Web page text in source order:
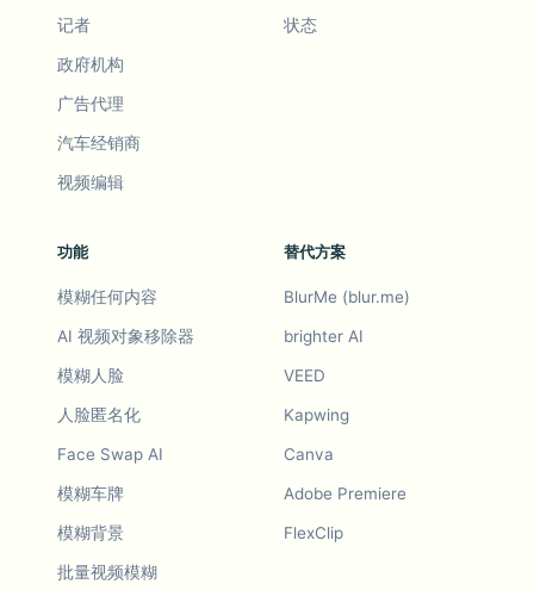
记者
政府机构
广告代理
汽车经销商
视频编辑
状态
功能
模糊任何内容
AI 视频对象移除器
模糊人脸
人脸匿名化
Face Swap AI
模糊车牌
模糊背景
批量视频模糊
替代方案
BlurMe (blur.me)
brighter AI
VEED
Kapwing
Canva
Adobe Premiere
FlexClip